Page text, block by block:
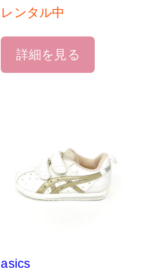
レンタル中
詳細を見る
asics